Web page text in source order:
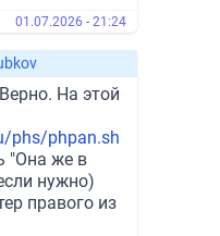
01.07.2026 - 21:24
На этой
phs/phpan.sh
"Она же в
нужно)
правого из